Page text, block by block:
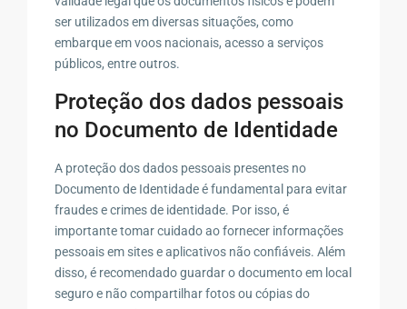
ser utilizados em diversas situações, como
embarque em voos nacionais, acesso a serviços
públicos, entre outros.
Proteção dos dados pessoais
no Documento de Identidade
A proteção dos dados pessoais presentes no
Documento de Identidade é fundamental para evitar
fraudes e crimes de identidade. Por isso, é
importante tomar cuidado ao fornecer informações
pessoais em sites e aplicativos não confiáveis. Além
disso, é recomendado guardar o documento em local
seguro e não compartilhar fotos ou cópias do